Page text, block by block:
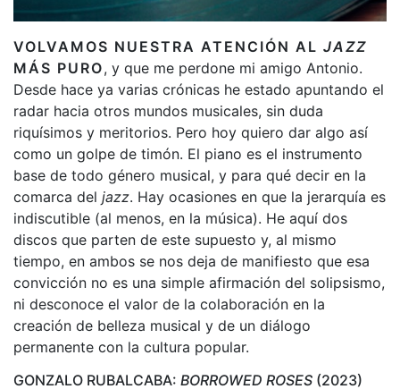
VOLVAMOS NUESTRA ATENCIÓN AL JAZZ
MÁS PURO, y que me perdone mi amigo Antonio.
Desde hace ya varias crónicas he estado apuntando el
radar hacia otros mundos musicales, sin duda
riquísimos y meritorios. Pero hoy quiero dar algo así
como un golpe de timón. El piano es el instrumento
base de todo género musical, y para qué decir en la
comarca del jazz. Hay ocasiones en que la jerarquía es
indiscutible (al menos, en la música). He aquí dos
discos que parten de este supuesto y, al mismo
tiempo, en ambos se nos deja de manifiesto que esa
convicción no es una simple afirmación del solipsismo,
ni desconoce el valor de la colaboración en la
creación de belleza musical y de un diálogo
permanente con la cultura popular.
GONZALO RUBALCABA: BORROWED ROSES (2023)